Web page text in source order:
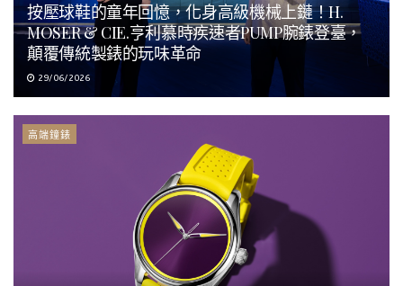
按壓球鞋的童年回憶，化身高級機械上鏈！H.
MOSER & CIE.亨利慕時疾速者PUMP腕錶登臺，
顛覆傳統製錶的玩味革命
29/06/2026
高端鐘錶